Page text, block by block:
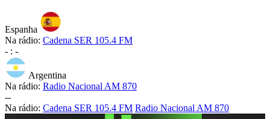
Espanha
Na rádio: Cadena SER 105.4 FM
- : -
Argentina
Na rádio: Radio Nacional AM 870
--
Na rádio: Cadena SER 105.4 FM Radio Nacional AM 870